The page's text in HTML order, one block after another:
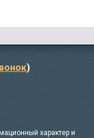
)
характер и